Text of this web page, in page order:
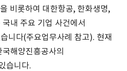
비롯하여 대한항공, 한화생명,
내 주요 기업 사건에서
니다(주요업무사례 참고). 현재
해양진흥공사의
습니다.